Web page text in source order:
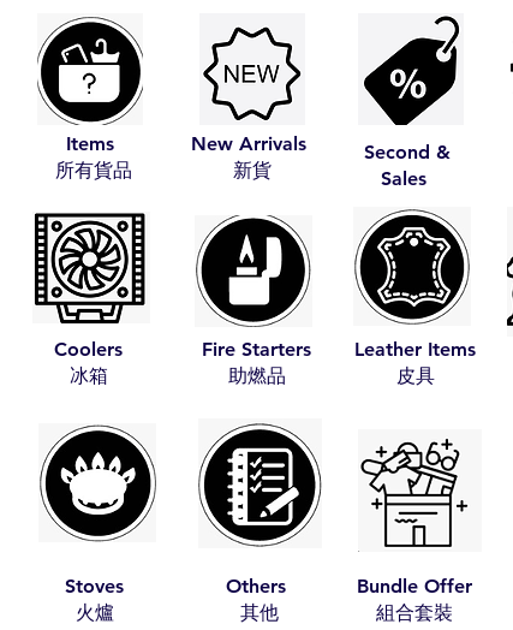
Items
​所有貨品
Coolers
​冰箱
New Arrivals
​新貨
Fire Starters
​助燃品
Second &
Sales
Leather Items
​皮具
Stoves
​火爐
Others
​其他
Bundle Offer
​組合套裝​​